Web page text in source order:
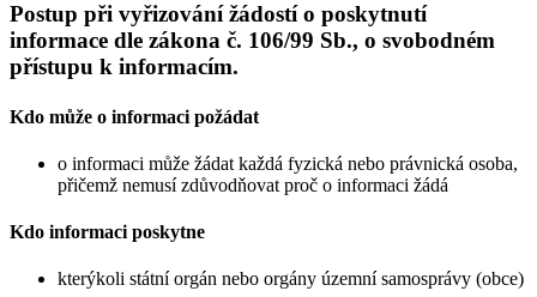
Postup při vyřizování žádostí o poskytnutí
informace dle zákona č. 106/99 Sb., o svobodném
přístupu k informacím.
Kdo může o informaci požádat
o informaci může žádat každá fyzická nebo právnická osoba,
přičemž nemusí zdůvodňovat proč o informaci žádá
Kdo informaci poskytne
kterýkoli státní orgán nebo orgány územní samosprávy (obce)